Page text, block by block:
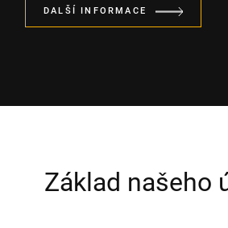
DALŠÍ INFORMACE
Základ našeho